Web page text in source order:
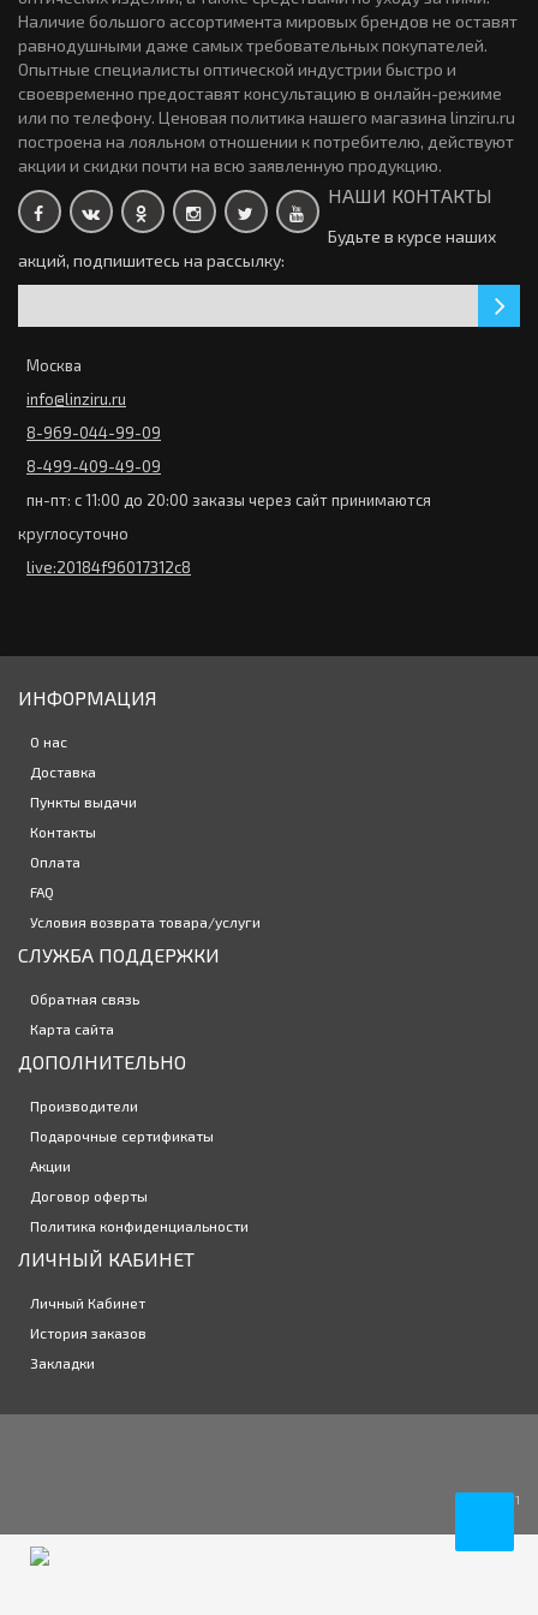
Контактные линзы Hera Tri-tone Glamour 2 линзы (1 пара)
0р.
Оттеночные линзы Illusion Colors Elegance 2 линзы (1 пара)
800р.
Закончился
Контактные линзы Neo Clean 6 линз (3 пары)
Цветные линзы IQLens Amore Звездное очарование 2
линзы (1 пара)
1029р.
441р.
Контактные линзы Dailies Total1 Multifocal 30 линз (15 пар)
Цветные линзы Adore Crystal 2 линзы + контейнер
Контактные линзы Aquamax Pega Air Monthly 6 линз (3
Наличие большого ассортимента мировых брендов не оставят
равнодушными даже самых требовательных покупателей.
Опытные специалисты оптической индустрии быстро и
своевременно предоставят консультацию в онлайн-режиме
или по телефону. Ценовая политика нашего магазина linziru.ru
построена на лояльном отношении к потребителю, действуют
акции и скидки почти на всю заявленную продукцию.
НАШИ КОНТАКТЫ
Будьте в курсе наших
акций, подпишитесь на рассылку:
Москва
info@linziru.ru
8-969-044-99-09
8-499-409-49-09
пн-пт: с 11:00 до 20:00 заказы через сайт принимаются
круглосуточно
live:20184f96017312c8
ИНФОРМАЦИЯ
О нас
Доставка
Пункты выдачи
Контакты
Оплата
FAQ
Условия возврата товара/услуги
СЛУЖБА ПОДДЕРЖКИ
Обратная связь
Карта сайта
ДОПОЛНИТЕЛЬНО
Производители
Подарочные сертификаты
Акции
Договор оферты
Политика конфиденциальности
ЛИЧНЫЙ КАБИНЕТ
Личный Кабинет
История заказов
Закладки
1